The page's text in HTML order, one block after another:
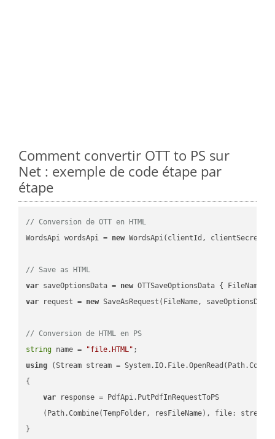
Comment convertir OTT to PS sur
Net : exemple de code étape par
étape
// Conversion de OTT en HTML
WordsApi wordsApi = new WordsApi(clientId, clientSecret);
// Save as HTML
var saveOptionsData = new OTTSaveOptionsData { FileName =
var request = new SaveAsRequest(FileName,
// Conversion de HTML en PS
string name = "file.HTML"
using (Stream stream =
{
var response = PdfApi.PutPdfInRequestToPS
    (Path.Combine(TempFolder, resFileName), file: stream);